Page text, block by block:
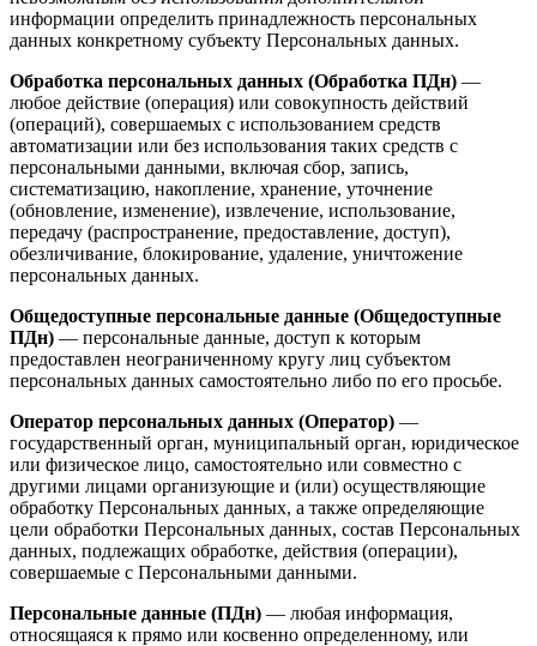
информации определить принадлежность персональных
данных конкретному субъекту Персональных данных.
Обработка персональных данных (Обработка ПДн) —
любое действие (операция) или совокупность действий
(операций), совершаемых с использованием средств
автоматизации или без использования таких средств с
персональными данными, включая сбор, запись,
систематизацию, накопление, хранение, уточнение
(обновление, изменение), извлечение, использование,
передачу (распространение, предоставление, доступ),
обезличивание, блокирование, удаление, уничтожение
персональных данных.
Общедоступные персональные данные (Общедоступные
ПДн) — персональные данные, доступ к которым
предоставлен неограниченному кругу лиц субъектом
персональных данных самостоятельно либо по его просьбе.
Оператор персональных данных (Оператор) —
государственный орган, муниципальный орган, юридическое
или физическое лицо, самостоятельно или совместно с
другими лицами организующие и (или) осуществляющие
обработку Персональных данных, а также определяющие
цели обработки Персональных данных, состав Персональных
данных, подлежащих обработке, действия (операции),
совершаемые с Персональными данными.
Персональные данные (ПДн) — любая информация,
относящаяся к прямо или косвенно определенному, или